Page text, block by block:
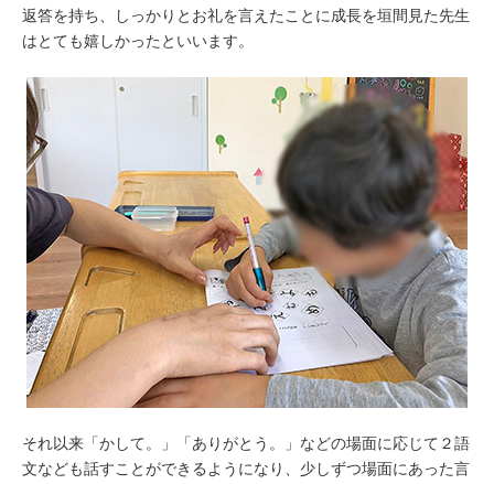
返答を持ち、しっかりとお礼を言えたことに成長を垣間見た先生
はとても嬉しかったといいます。
それ以来「かして。」「ありがとう。」などの場面に応じて２語
文なども話すことができるようになり、少しずつ場面にあった言